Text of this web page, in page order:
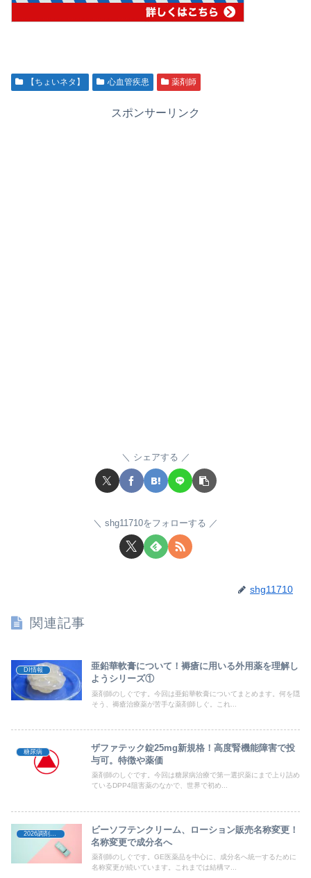
【ちょいネタ】 心血管疾患 薬剤師
スポンサーリンク
シェアする
shg11710をフォローする
shg11710
関連記事
DI情報
亜鉛華軟膏について！褥瘡に用いる外用薬を理解し
ようシリーズ①
薬剤師のしぐです。今回は亜鉛華軟膏についてまとめます。何を隠
そう、褥瘡治療薬が苦手な薬剤師しぐ。これ...
糖尿病
ザファテック錠25mg新規格！高度腎機能障害で投
与可。特徴や薬価
薬剤師のしぐです。今回は糖尿病治療で第一選択薬にまで上り詰め
ているDPP4阻害薬のなかで、世界で初め...
ビーソフテンクリーム、ローション販売名称変更！
名称変更で成分名へ
薬剤師のしぐです。GE医薬品を中心に、成分名へ統一するために
名称変更が続いています。これまでは結構マ...